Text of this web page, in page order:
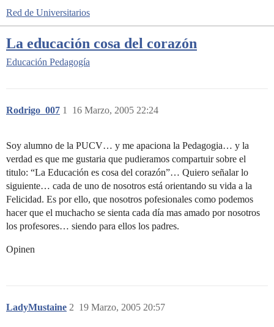
Red de Universitarios
La educación cosa del corazón
Educación Pedagogía
Rodrigo_007 16 Marzo, 2005 22:24
1
Soy alumno de la PUCV… y me apaciona la Pedagogia… y la
verdad es que me gustaria que pudieramos compartuir sobre el
titulo: “La Educación es cosa del corazón”… Quiero señalar lo
siguiente… cada de uno de nosotros está orientando su vida a la
Felicidad. Es por ello, que nosotros pofesionales como podemos
hacer que el muchacho se sienta cada día mas amado por nosotros
los profesores… siendo para ellos los padres.
Opinen
LadyMustaine 19 Marzo, 2005 20:57
2